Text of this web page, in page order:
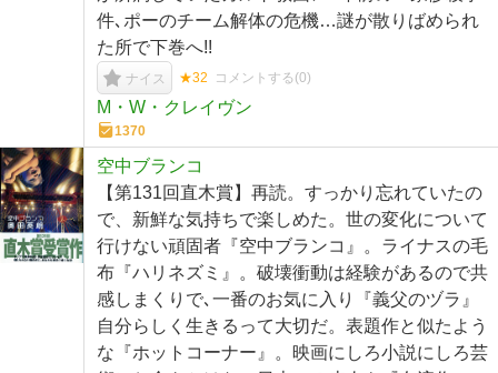
件､ポーのチーム解体の危機…謎が散りばめられ
た所で下巻へ!!
ナイス ★32 コメントする(0)
M・W・クレイヴン
1370
空中ブランコ
【第131回直木賞】再読。すっかり忘れていたの
で、新鮮な気持ちで楽しめた。世の変化について
行けない頑固者『空中ブランコ』。ライナスの毛
布『ハリネズミ』。破壊衝動は経験があるので共
感しまくりで､一番のお気に入り『義父のヅラ』
自分らしく生きるって大切だ。表題作と似たよう
な『ホットコーナー』。映画にしろ小説にしろ芸